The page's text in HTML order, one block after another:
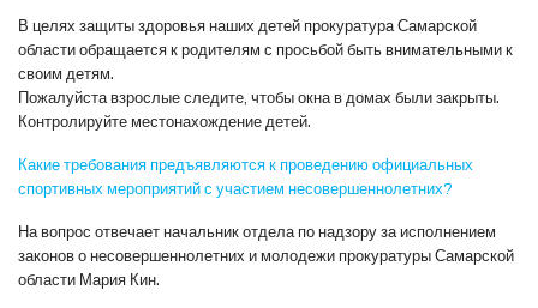
В целях защиты здоровья наших детей прокуратура Самарской
области обращается к родителям с просьбой быть внимательными к
своим детям.
Пожалуйста взрослые следите, чтобы окна в домах были закрыты.
Контролируйте местонахождение детей.
Какие требования предъявляются к проведению официальных
спортивных мероприятий с участием несовершеннолетних?
На вопрос отвечает начальник отдела по надзору за исполнением
законов о несовершеннолетних и молодежи прокуратуры Самарской
области Мария Кин.